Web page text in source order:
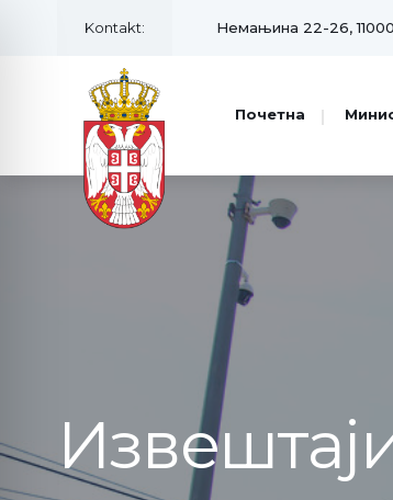
Kontakt: Немањина 22-26,
Почетна